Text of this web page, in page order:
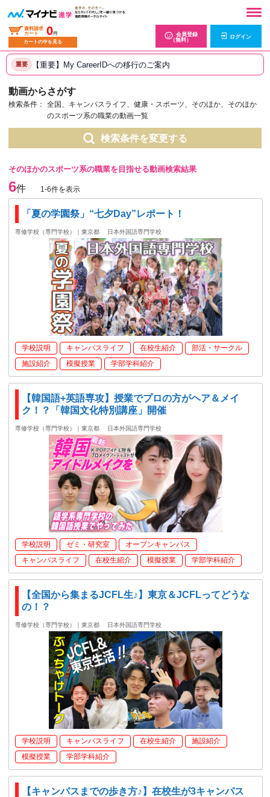
資料請求
カート
0件
カートの中を見る
会員登録
（無料）
ログイン
重要 【重要】My CareerIDへの移行のご案内
動画からさがす
検索条件：
全国、キャンパスライフ、健康・スポーツ、そのほか、そのほか
のスポーツ系の職業の動画一覧
検索条件を変更する
そのほかのスポーツ系の職業を目指せる動画検索結果
6件 1-6件を表示
「夏の学園祭」“七夕Day”レポート！
専修学校（専門学校）｜東京都 日本外国語専門学校
学校説明 キャンパスライフ 在校生紹介
部活・サークル
施設紹介
模擬授業 学部学科紹介
【韓国語+英語専攻】授業でプロの方がヘア＆メイ
ク！？「韓国文化特別講座」開催
専修学校（専門学校）｜東京都 日本外国語専門学校
学校説明 ゼミ・研究室
オープンキャンパス
キャンパスライフ
在校生紹介 模擬授業 学部学科紹介
【全国から集まるJCFL生♪】東京＆JCFLってどうな
の！？
専修学校（専門学校）｜東京都 日本外国語専門学校
学校説明 キャンパスライフ 在校生紹介
施設紹介
模擬授業
学部学科紹介
【キャンパスまでの歩き方♪】在校生が3キャンパス